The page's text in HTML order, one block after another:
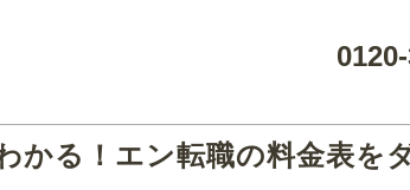
かる！エン転職の料金表を